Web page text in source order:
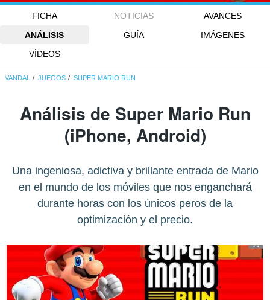
FICHA NOTICIAS
AVANCES
ANÁLISIS
GUÍA
IMÁGENES
VÍDEOS
VANDAL JUEGOS SUPER MARIO RUN
Análisis de Super Mario Run
(iPhone, Android)
Una ingeniosa, adictiva y brillante entrada de Mario
en el mundo de los móviles que nos enganchará
durante horas con los únicos peros de la
optimización y el precio.